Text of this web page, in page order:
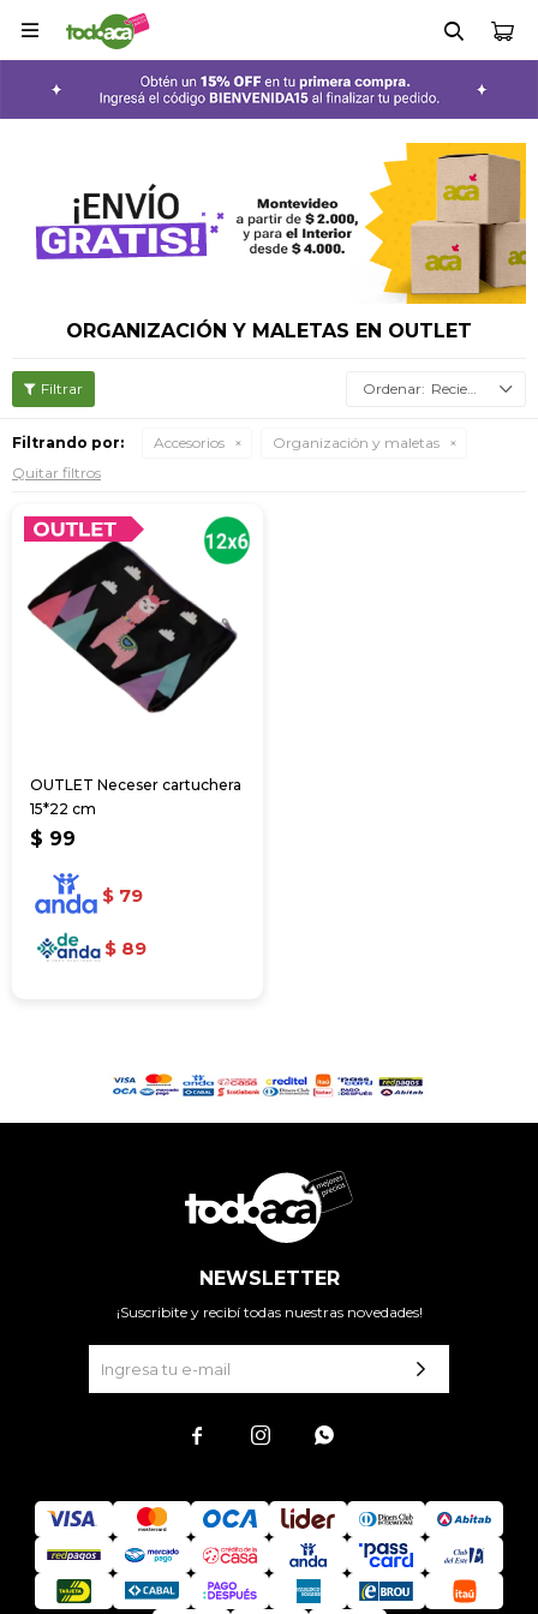

ORGANIZACIÓN Y MALETAS EN OUTLET
Recientes
Filtrando por: Accesorios
Organización y maletas
Quitar filtros
OUTLET Neceser cartuchera
15*22 cm
$ 99
$ 79
$ 89
NEWSLETTER
¡Suscribite y recibí todas nuestras novedades!
  